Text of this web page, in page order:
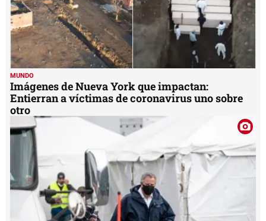
MUNDO
Imágenes de Nueva York que impactan:
Entierran a víctimas de coronavirus uno sobre
otro